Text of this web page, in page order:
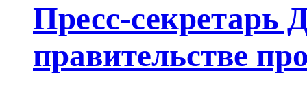
Пресс-секретарь
правительстве